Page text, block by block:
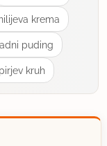
krema
puding
kruh